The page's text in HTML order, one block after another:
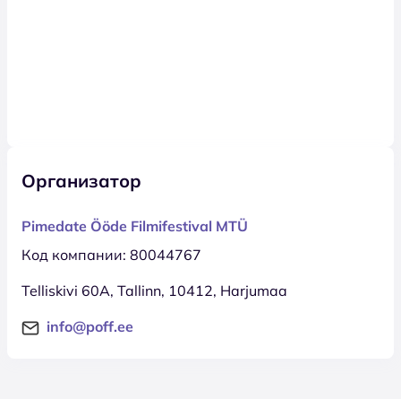
Организатор
Pimedate Ööde Filmifestival MTÜ
Код компании: 80044767
Telliskivi 60A, Tallinn, 10412, Harjumaa
info@poff.ee